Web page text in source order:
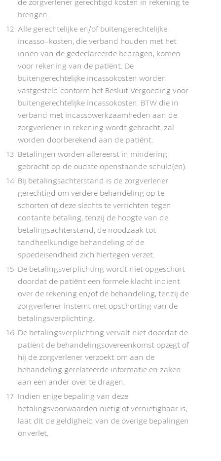
brengen.
12 Alle gerechtelijke en/of buitengerechtelijke
incasso-kosten, die verband houden met het
innen van de gedeclareerde bedragen, komen
voor rekening van de patiënt. De
buitengerechtelijke incassokosten worden
vastgesteld conform het Besluit Vergoeding voor
buitengerechtelijke incassokosten. BTW die in
verband met incassowerkzaamheden aan de
zorgverlener in rekening wordt gebracht, zal
worden doorberekend aan de patiënt.
13 Betalingen worden allereerst in mindering
gebracht op de oudste openstaande schuld(en).
14 Bij betalingsachterstand is de zorgverlener
gerechtigd om verdere behandeling op te
schorten of deze slechts te verrichten tegen
contante betaling, tenzij de hoogte van de
betalingsachterstand, de noodzaak tot
tandheelkundige behandeling of de
spoedeisendheid zich hiertegen verzet.
15 De betalingsverplichting wordt niet opgeschort
doordat de patiënt een formele klacht indient
over de rekening en/of de behandeling, tenzij de
zorgverlener instemt met opschorting van de
betalingsverplichting.
16 De betalingsverplichting vervalt niet doordat de
patiënt de behandelingsovereenkomst opzegt of
hij de zorgverlener verzoekt om aan de
behandeling gerelateerde informatie en zaken
aan een ander over te dragen.
17 Indien enige bepaling van deze
betalingsvoorwaarden nietig of vernietigbaar is,
laat dit de geldigheid van de overige bepalingen
onverlet.